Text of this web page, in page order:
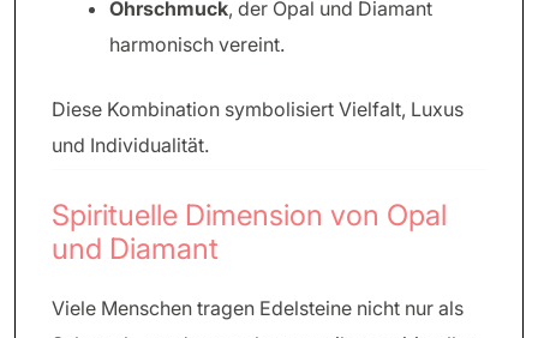
Ohrschmuck, der Opal und Diamant
harmonisch vereint.
Diese Kombination symbolisiert Vielfalt, Luxus
und Individualität.
Spirituelle Dimension von Opal
und Diamant
Viele Menschen tragen Edelsteine nicht nur als